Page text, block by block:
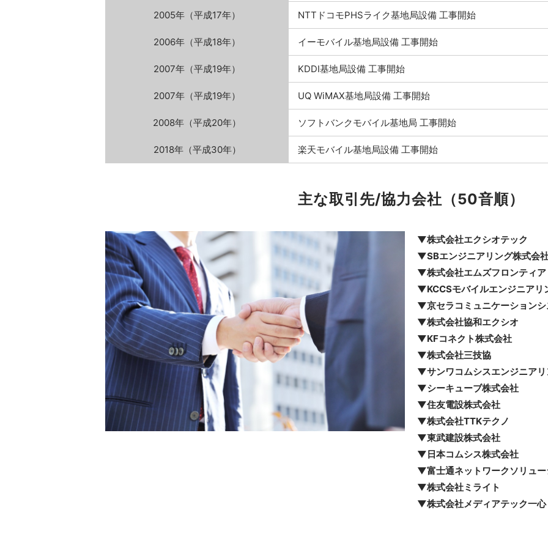
2005年 （平成17年） NTTドコモPHSライク基地局設備 工事開始
2006年 （平成18年） イーモバイル基地局設備 工事開始
2007年 （平成19年） KDDI基地局設備 工事開始
2007年 （平成19年） UQ WiMAX基地局設備 工事開始
2008年 （平成20年） ソフトバンクモバイル基地局 工事開始
2018年（平成30年） 楽天モバイル基地局設備 工事開始
主な取引先/協力会社（50音順）
▼株式会社エクシオテック
▼SBエンジニアリング株式会
▼株式会社エムズフロンティア
▼KCCSモバイルエンジニアリ
▼京セラコミュニケーション
▼株式会社協和エクシオ
▼KFコネクト株式会社
▼株式会社三技協
▼サンワコムシスエンジニア
▼シーキューブ株式会社
▼住友電設株式会社
▼株式会社TTKテクノ
▼東武建設株式会社
▼日本コムシス株式会社
▼富士通ネットワークソリュ
▼株式会社ミライト
▼株式会社メディアテック一心